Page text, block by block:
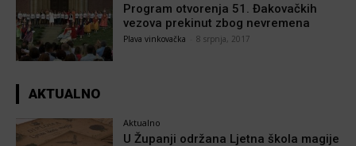
Program otvorenja 51. Đakovačkih
vezova prekinut zbog nevremena
Plava vinkovačka 8 srpnja, 2017
AKTUALNO
Aktualno
U Županji održana Ljetna škola magije